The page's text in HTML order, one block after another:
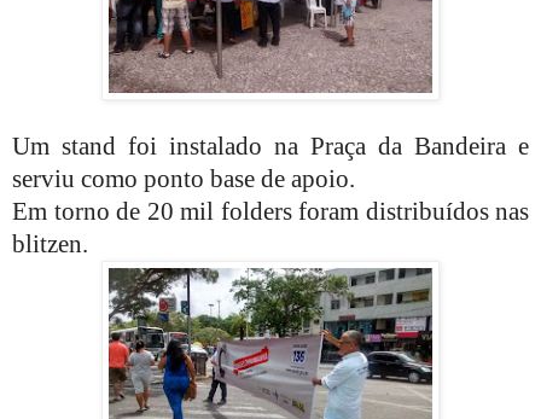
Um stand foi instalado na Praça da Bandeira e
serviu como ponto base de apoio.
Em torno de 20 mil folders foram distribuídos nas
blitzen.